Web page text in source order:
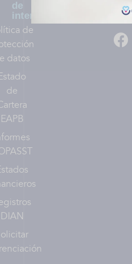
de
interés
de
datos
de
EAPB
DIAN